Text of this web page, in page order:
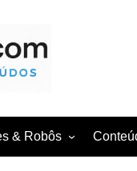
& Robôs